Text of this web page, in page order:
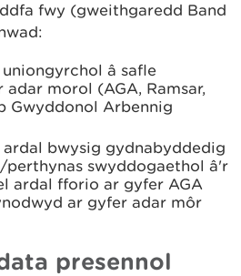
fwy (gweithgaredd Band
â safle
morol (AGA, Ramsar,
Gwyddonol Arbennig
bwysig gydnabyddedig
swyddogaethol â'r
ardal fforio ar gyfer AGA
ar gyfer adar môr
presennol